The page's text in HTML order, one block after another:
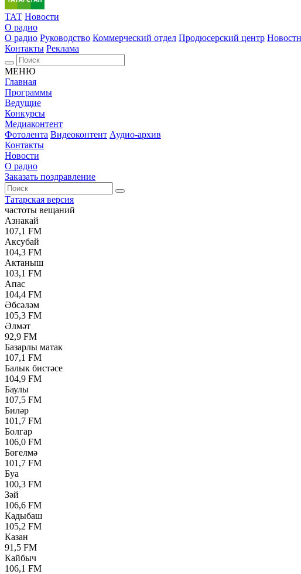
ТАТ Новости
О радио
О радио Руководство Коммерческий отдел Продюсерский центр
Контакты Реклама
МЕНЮ
Главная
Программы
Ведущие
Конкурсы
Медиаконтент
Фотолента Видеоконтент Аудио-архив
Контакты
Новости
О радио
Заказать поздравление
Татарская версия
частоты вещаний
Азнакай
107,1 FM
Аксубай
104,3 FM
Актаныш
103,1 FM
Апас
104,4 FM
Әбсәләм
105,3 FM
Әлмәт
92,9 FM
Базарлы матак
107,1 FM
Балык бистәсе
104,9 FM
Баулы
107,5 FM
Биләр
101,7 FM
Болгар
106,0 FM
Бөгелмә
101,7 FM
Буа
100,3 FM
Зәй
106,6 FM
Кадыбаш
105,2 FM
Казан
91,5 FM
Кайбыч
106,1 FM